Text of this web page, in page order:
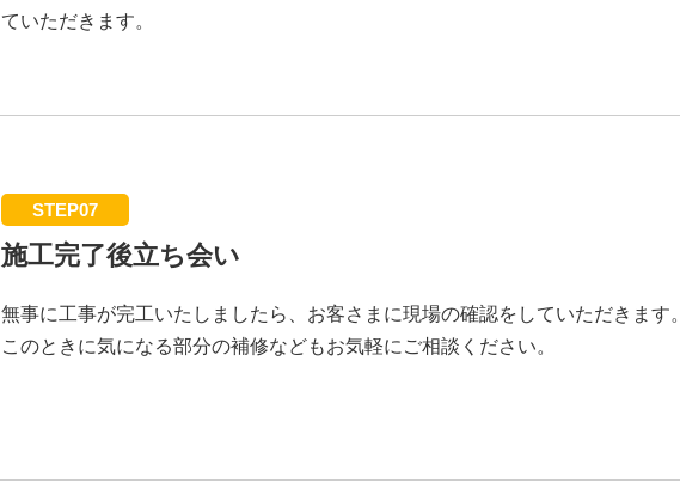
ていただきます。
STEP07
施工完了後立ち会い
無事に工事が完工いたしましたら、お客さまに現場の確認をしていただきます。
このときに気になる部分の補修などもお気軽にご相談ください。